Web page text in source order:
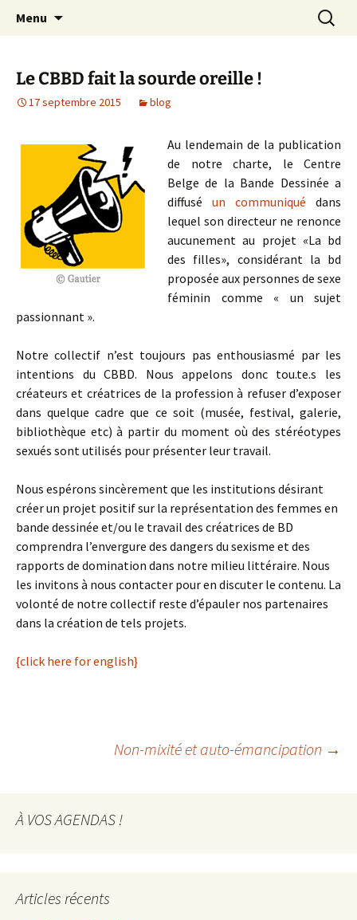
Collectif des créatrices de
bande dessinée contre le
sexisme
Menu
Le CBBD fait la sourde oreille !
17 septembre 2015 blog
Au lendemain de la publication
de notre charte, le Centre
Belge de la Bande Dessinée a
diffusé un communiqué dans
lequel son directeur ne renonce
aucunement au projet «La bd
des filles», considérant la bd
proposée aux personnes de sexe
féminin comme « un sujet
passionnant ».
Notre collectif n’est toujours pas enthousiasmé par les
intentions du CBBD. Nous appelons donc tou.te.s les
créateurs et créatrices de la profession à refuser d’exposer
dans quelque cadre que ce soit (musée, festival, galerie,
bibliothèque etc) à partir du moment où des stéréotypes
sexués sont utilisés pour présenter leur travail.
Nous espérons sincèrement que les institutions désirant
créer un projet positif sur la représentation des femmes en
bande dessinée et/ou le travail des créatrices de BD
comprendra l’envergure des dangers du sexisme et des
rapports de domination dans notre milieu littéraire. Nous
les invitons à nous contacter pour en discuter le contenu. La
volonté de notre collectif reste d’épauler nos partenaires
dans la création de tels projets.
{click here for english}
Navigation
des
Non-mixité et auto-émancipation →
À VOS AGENDAS !
Articles récents